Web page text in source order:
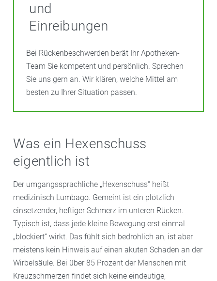
und
Einreibungen
Bei Rückenbeschwerden berät Ihr Apotheken-
Team Sie kompetent und persönlich. Sprechen
Sie uns gern an. Wir klären, welche Mittel am
besten zu Ihrer Situation passen.
Was ein Hexenschuss
eigentlich ist
Der umgangssprachliche „Hexenschuss“ heißt
medizinisch Lumbago. Gemeint ist ein plötzlich
einsetzender, heftiger Schmerz im unteren Rücken.
Typisch ist, dass jede kleine Bewegung erst einmal
„blockiert“ wirkt. Das fühlt sich bedrohlich an, ist aber
meistens kein Hinweis auf einen akuten Schaden an der
Wirbelsäule. Bei über 85 Prozent der Menschen mit
Kreuzschmerzen findet sich keine eindeutige,